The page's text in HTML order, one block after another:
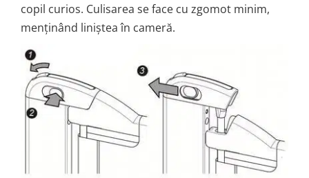
copil curios. Culisarea se face cu zgomot minim,
menținând liniștea în cameră.